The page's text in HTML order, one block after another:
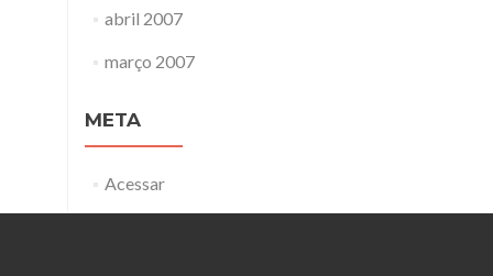
abril 2007
março 2007
META
Acessar